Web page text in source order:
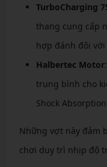
TurboCharging
thang cung cấp
hợp đánh đôi
Halbertec Motor
trung bình cho
Shock
Những vợt này đảm
chơi duy trì nhịp độ